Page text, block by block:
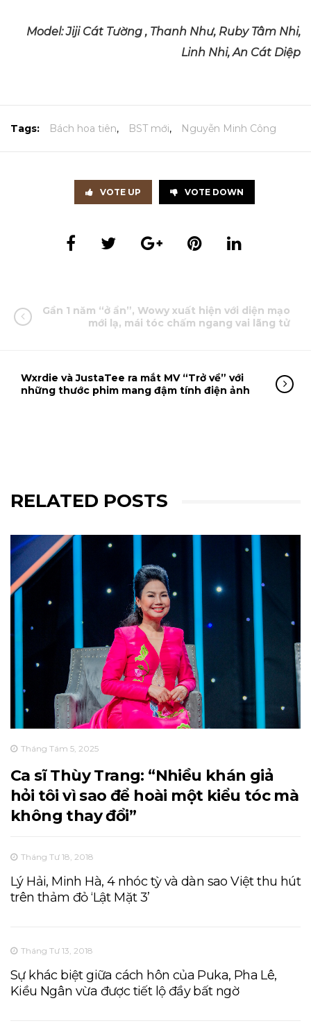
Model: Jiji Cát Tường , Thanh Như, Ruby Tâm Nhi,
Linh Nhi, An Cát Diệp
Tags: Bách hoa tiên, BST mới, Nguyễn Minh Công
VOTE UP VOTE DOWN
Gần 1 năm “ở ẩn”, Wowy xuất hiện với diện mạo
mới lạ, mái tóc chấm ngang vai lãng tử
Wxrdie và JustaTee ra mắt MV “Trở về” với
những thước phim mang đậm tính điện ảnh
RELATED POSTS
Tháng Tám 5, 2025
Ca sĩ Thùy Trang: “Nhiều khán giả
hỏi tôi vì sao để hoài một kiểu tóc mà
không thay đổi”
Tháng Tư 18, 2018
Lý Hải, Minh Hà, 4 nhóc tỳ và dàn sao Việt thu hút
trên thảm đỏ ‘Lật Mặt 3’
Tháng Tư 13, 2018
Sự khác biệt giữa cách hôn của Puka, Pha Lê,
Kiều Ngân vừa được tiết lộ đầy bất ngờ